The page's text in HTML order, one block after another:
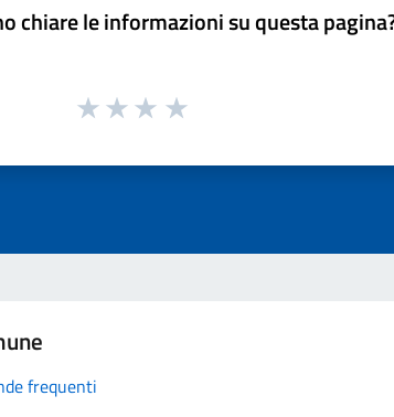
chiare le informazioni su questa
frequenti